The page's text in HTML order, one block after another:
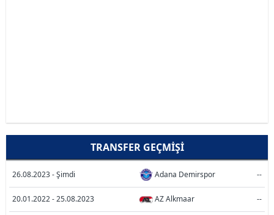
TRANSFER GEÇMIŞI
26.08.2023 - Şimdi Adana Demirspor --
20.01.2022 - 25.08.2023 AZ Alkmaar --